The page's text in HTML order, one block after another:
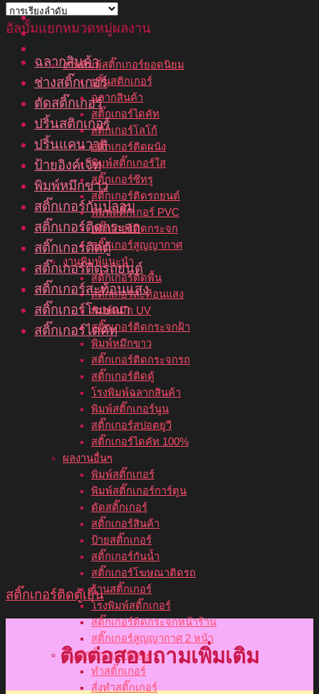
หน้าแรก
เกี่ยวกับเรา
งานพิมพ์สติ๊กเกอร์ยอดนิยม
ปริ้นสติกเกอร์
ฉลากสินค้า
สติ๊กเกอร์ไดคัท
สติ๊กเกอร์โลโก้
สติ๊กเกอร์ติดผนัง
พิมพ์สติ๊กเกอร์ใส
สติ๊กเกอร์ซีทรู
สติ๊กเกอร์ติดรถยนต์
พิมพ์สติ๊กเกอร์ PVC
สติ๊กเกอร์ติดกระจก
สติ๊กเกอร์สูญญากาศ
งานพิมพ์แนะนำ
สติ๊กเกอร์ติดพื้น
สติ๊กเกอร์สะท้อนแสง
พิมพ์หมึก UV
สติ๊กเกอร์ติดกระจกฝ้า
พิมพ์หมึกขาว
สติ๊กเกอร์ติดกระจกรถ
สติ๊กเกอร์ติดตู้
โรงพิมพ์ฉลากสินค้า
พิมพ์สติ๊กเกอร์นูน
สติ๊กเกอร์สปอตยูวี
สติ๊กเกอร์ไดคัท 100%
ผลงานอื่นๆ
พิมพ์สติ๊กเกอร์
พิมพ์สติ๊กเกอร์การ์ตูน
ตัดสติ๊กเกอร์
สติ๊กเกอร์สินค้า
ป้ายสติ๊กเกอร์
สติ๊กเกอร์กันน้ำ
สติ๊กเกอร์โฆษณาติดรถ
ร้านสติ๊กเกอร์
โรงพิมพ์สติ๊กเกอร์
สติ๊กเกอร์ติดกระจกหน้าร้าน
สติ๊กเกอร์สูญญากาศ 2 หน้า
พิมพ์สติ๊กเกอร์พิเศษ
ทำสติ๊กเกอร์
สั่งทำสติ๊กเกอร์
อัลบั้มแยกหมวดหมู่ผลงาน
ฉลากสินค้า
ช่างสติ๊กเกอร์
ตัดสติ๊กเกอร์
ปริ้นสติกเกอร์
ปริ้นแคนวาส
ป้ายอิงค์เจ็ท
พิมพ์หมึกขาว
สติ๊กเกอร์กันปลอม
สติ๊กเกอร์ติดกระจก
สติ๊กเกอร์ติดตู้
สติ๊กเกอร์ติดรถยนต์
สติ๊กเกอร์สะท้อนแสง
สติ๊กเกอร์โฆษณา
สติ๊กเกอร์ไดคัท
สติ๊กเกอร์ติดตู้เย็น
ติดต่อสอบถามเพิ่มเติม